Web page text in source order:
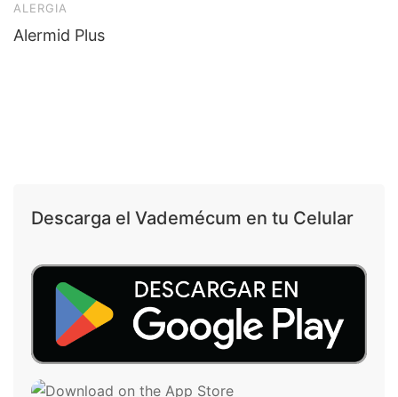
Descarga el Vademécum en tu Celular
ALERGIA
Alermid Plus